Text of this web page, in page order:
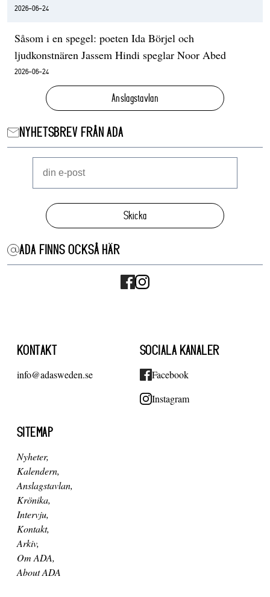
2026-06-24
Såsom i en spegel: poeten Ida Börjel och
ljudkonstnären Jassem Hindi speglar Noor Abed
2026-06-24
Anslagstavlan
NYHETSBREV FRÅN ADA
Skicka
ADA FINNS OCKSÅ HÄR
KONTAKT
info@adasweden.se
SOCIALA KANALER
Facebook
Instagram
SITEMAP
Nyheter
Kalendern
Anslagstavlan
Krönika
Intervju
Kontakt
Arkiv
Om ADA
About ADA